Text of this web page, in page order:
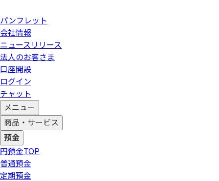
パンフレット
会社情報
ニュースリリース
法人のお客さま
口座開設
ログイン
チャット
メニュー
商品・サービス
預金
円預金TOP
普通預金
定期預金